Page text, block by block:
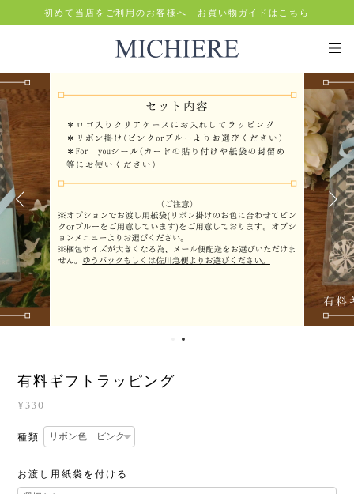
初めて当店をご利用のお客様へ お買い物ガイドはこちら
有料ギフトラッピング
¥330
種類
お渡し用紙袋を付ける